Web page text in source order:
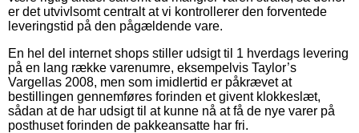
er det utvivlsomt centralt at vi kontrollerer den forventede
leveringstid på den pågældende vare.
En hel del internet shops stiller udsigt til 1 hverdags levering
på en lang række varenumre, eksempelvis Taylor’s
Vargellas 2008, men som imidlertid er påkrævet at
bestillingen gennemføres forinden et givent klokkeslæt,
sådan at de har udsigt til at kunne nå at få de nye varer på
posthuset forinden de pakkeansatte har fri.